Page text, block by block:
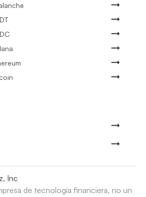
Inc
de tecnología financiera, no un